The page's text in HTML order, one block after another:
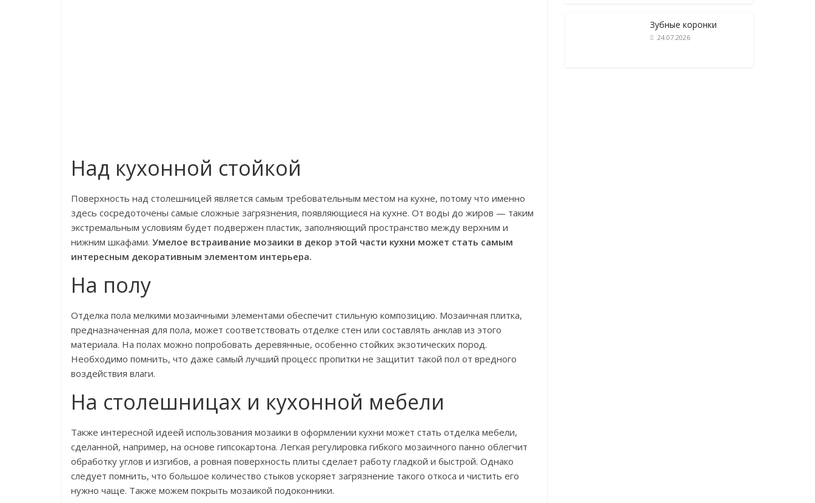
Над кухонной стойкой
Поверхность над столешницей является самым требовательным местом на кухне, потому что именно
здесь сосредоточены самые сложные загрязнения, появляющиеся на кухне. От воды до жиров — таким
экстремальным условиям будет подвержен пластик, заполняющий пространство между верхним и
нижним шкафами. Умелое встраивание мозаики в декор этой части кухни может стать самым
интересным декоративным элементом интерьера.
На полу
Отделка пола мелкими мозаичными элементами обеспечит стильную композицию. Мозаичная плитка,
предназначенная для пола, может соответствовать отделке стен или составлять анклав из этого
материала. На полах можно попробовать деревянные, особенно стойких экзотических пород.
Необходимо помнить, что даже самый лучший процесс пропитки не защитит такой пол от вредного
воздействия влаги.
На столешницах и кухонной мебели
Также интересной идеей использования мозаики в оформлении кухни может стать отделка мебели,
сделанной, например, на основе гипсокартона. Легкая регулировка гибкого мозаичного панно облегчит
обработку углов и изгибов, а ровная поверхность плиты сделает работу гладкой и быстрой. Однако
следует помнить, что большое количество стыков ускоряет загрязнение такого откоса и чистить его
нужно чаще. Также можем покрыть мозаикой подоконники.
Зубные коронки
24.07.2026